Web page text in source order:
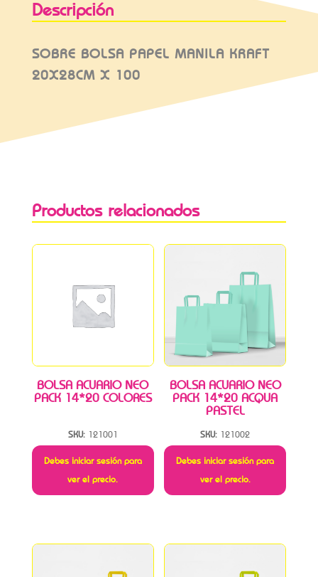
Descripción
SOBRE BOLSA PAPEL MANILA KRAFT
20X28CM X 100
Productos relacionados
BOLSA ACUARIO NEO
PACK 14*20 COLORES
SKU: 121001
Debes iniciar sesión para
ver el precio.
BOLSA ACUARIO NEO
PACK 14*20 ACQUA
PASTEL
SKU: 121002
Debes iniciar sesión para
ver el precio.